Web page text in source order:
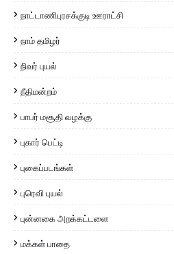
நாட்டாணிபுரசக்குடி ஊராட்சி
நாம் தமிழர்
நிவர் புயல்
நீதிமன்றம்
பாபர் மசூதி வழக்கு
புகார் பெட்டி
புகைப்படங்கள்
புரெவி புயல்
புன்னகை அறக்கட்டளை
மக்கள் பாதை